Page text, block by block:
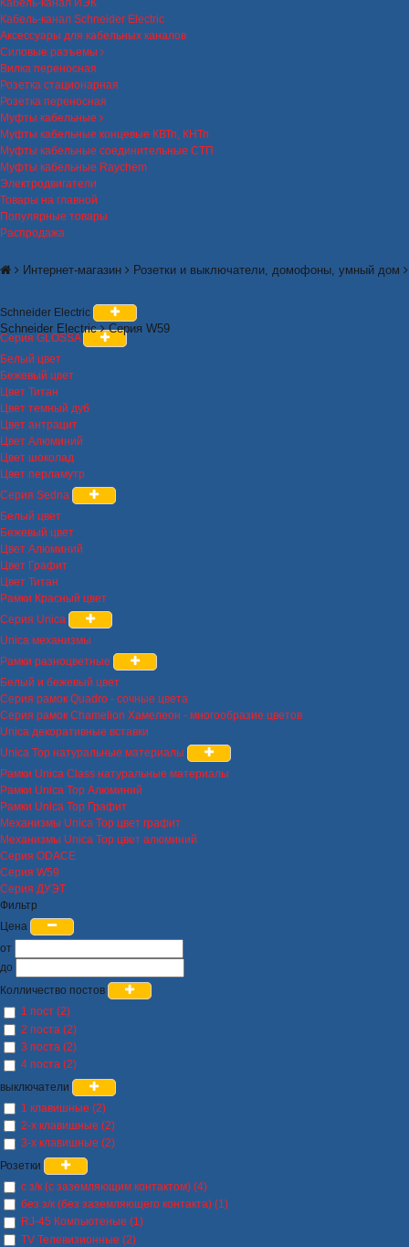
Кабель-канал ИЭК
Кабель-канал Schneider Electric
Аксессуары для кабельных каналов
Силовые разъемы
Вилка переносная
Розетка стационарная
Розетка переносная
Муфты кабельные
Муфты кабельные концевые КВТп, КНТп
Муфты кабельные соединительные СТП
Муфты кабельные Raychem
Электродвигатели
Товары на главной
Популярные товары
Распродажа
Интернет-магазин Розетки и выключатели, домофоны, умный дом
Schneider Electric Серия W59
Schneider Electric
Серия GLOSSA
Белый цвет
Бежевый цвет
Цвет Титан
Цвет темный дуб
Цвет антрацит
Цвет Алюминий
Цвет шоколад
Цвет перламутр
Серия Sedna
Белый цвет
Бежевый цвет
Цвет Алюминий
Цвет Графит
Цвет Титан
Рамки Красный цвет
Серия Unica
Unica механизмы
Рамки разноцветные
Белый и бежевый цвет
Серия рамок Quadro - сочные цвета
Серия рамок Chamelion Хамелеон - многообразие цветов
Unica декоративные вставки
Unica Top натуральные материалы
Рамки Unica Class натуральные материалы
Рамки Unica Top Алюминий
Рамки Unica Top Графит
Механизмы Unica Top цвет графит
Механизмы Unica Top цвет алюминий
Серия ODACE
Серия W59
Серия ДУЭТ
Фильтр
Цена
от
до
Колличество постов
1 пост (2)
2 поста (2)
3 поста (2)
4 поста (2)
выключатели
1 клавишные (2)
2-х клавишные (2)
3-х клавишные (2)
Розетки
с з/к (с заземляющим контактом) (4)
без з/к (без заземляющего контакта) (1)
RJ-45 Компьютеные (1)
TV Телевизионные (2)